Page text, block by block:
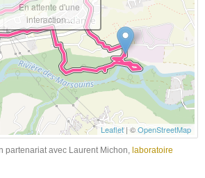
Leaflet| ©OpenStreetMap
En attente d'une
interaction...
partenariat avec Laurent Michon,
laboratoire